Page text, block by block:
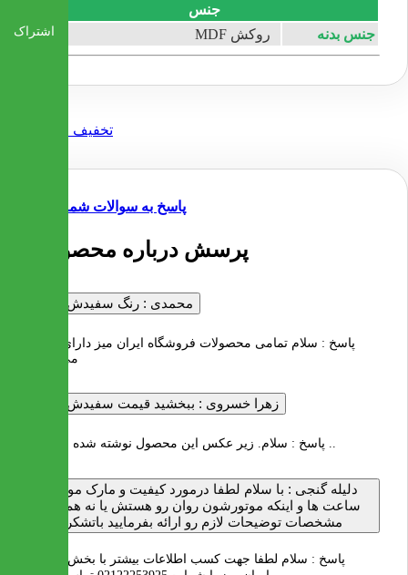
جنس
جنس بدنه
روکش MDF
پاسخ به سوالات شما
5 پرسش درباره محصول
محمدی : رنگ سفیدش چنده
پاسخ : سلام تمامی محصولات فروشگاه ایران میز دارای قیمت
می باشند
زهرا خسروی : ببخشید قیمت سفیدش چنده
پاسخ : سلام. زیر عکس این محصول نوشته شده ناموجود ..
دلیله گنجی : با سلام لطفا درمورد کیفیت و مارک موتور
ساعت ها و اینکه موتورشون روان رو هستش یا نه هم در
مشخصات توضیحات لازم رو ارائه بفرمایید باتشکر
پاسخ : سلام لطفا جهت کسب اطلاعات بیشتر با بخش فروش
اشتراک